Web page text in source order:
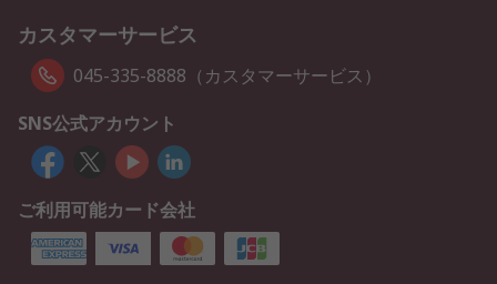
カスタマーサービス
045-335-8888（カスタマーサービス）
SNS公式アカウント
ご利用可能カード会社